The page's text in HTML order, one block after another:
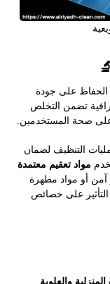
على جودة
تضمن التخلص
على صحة المستخدمين.
التنظيف لضمان
مواد تعقيم معتمدة
آمن أو مواد مطهرة
على خصائص
والعلوية